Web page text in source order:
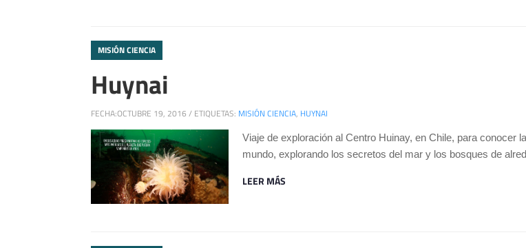
MISIÓN CIENCIA
Huynai
FECHA:OCTUBRE 19, 2016 / ETIQUETAS: MISIÓN CIENCIA, HUYNAI
Viaje de exploración al Centro Huinay, en Chile, para conocer
mundo, explorando los secretos del mar y los bosques de
LEER MÁS